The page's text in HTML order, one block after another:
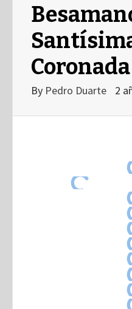
Coronada
By Pedro Duarte 2